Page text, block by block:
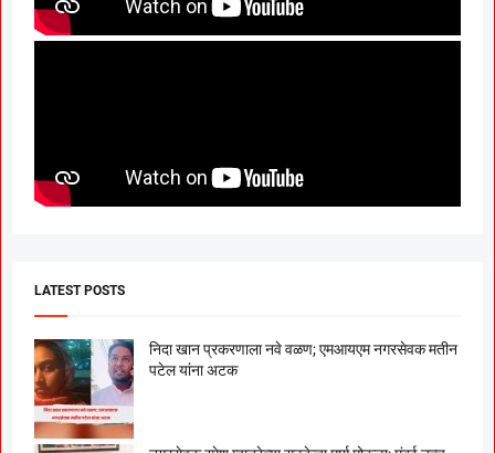
LATEST POSTS
निदा खान प्रकरणाला नवे वळण; एमआयएम नगरसेवक मतीन
पटेल यांना अटक